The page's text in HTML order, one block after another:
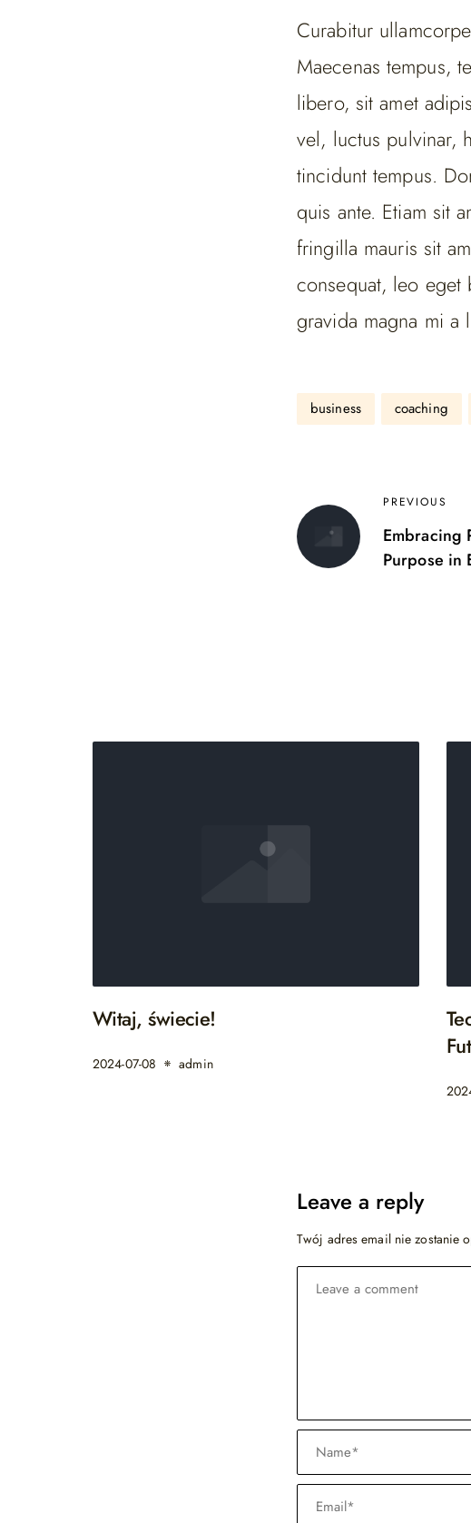
Curabitur
Maecenas tempus,
libero, sit amet
vel, luctus pulvinar,
tincidunt tempus.
quis ante. Etiam sit
fringilla mauris sit
consequat, leo eget
gravida magna mi a
business coaching
PREVIOUS
Embracing
Purpose in
Witaj, świecie!
2024-07-08 admin
Leave a reply
Twój adres email nie zostanie